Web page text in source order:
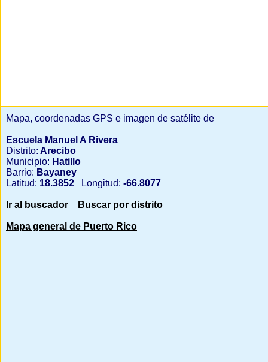
Mapa, coordenadas GPS e imagen de satélite de
Escuela Manuel A Rivera
Distrito: Arecibo
Municipio: Hatillo
Barrio: Bayaney
Latitud: 18.3852 Longitud: -66.8077
Ir al buscador Buscar por distrito
Mapa general de Puerto Rico